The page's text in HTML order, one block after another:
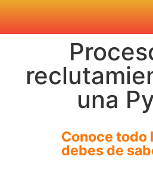
una
Conoce todo
debes de